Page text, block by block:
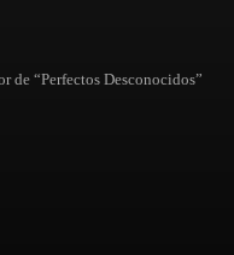
de “Perfectos Desconocidos”